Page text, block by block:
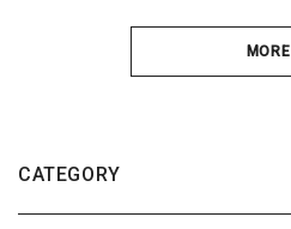
MORE
CATEGORY